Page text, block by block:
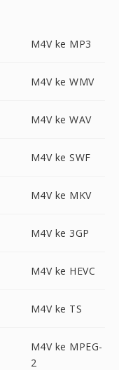
M4V ke MP3
M4V ke WMV
M4V ke WAV
M4V ke SWF
M4V ke MKV
M4V ke 3GP
M4V ke HEVC
M4V ke TS
M4V ke MPEG-
2